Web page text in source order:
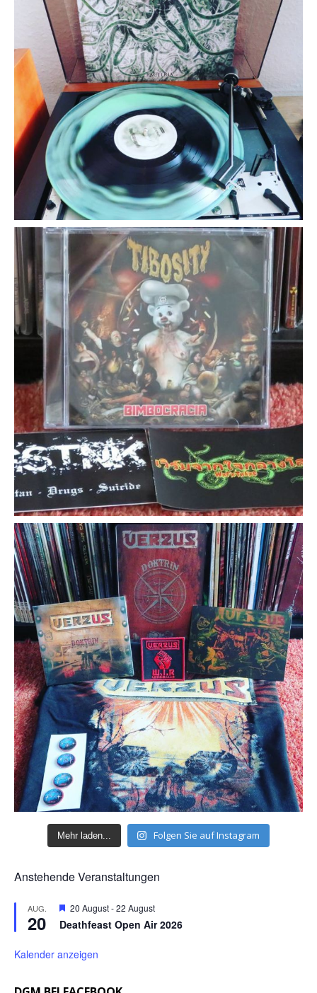
Mehr laden... Folgen Sie auf Instagram
Anstehende Veranstaltungen
AUG.
20
H
r
o
e
20 August-22 August
Deathfeast Open Air 2026
Kalender anzeigen